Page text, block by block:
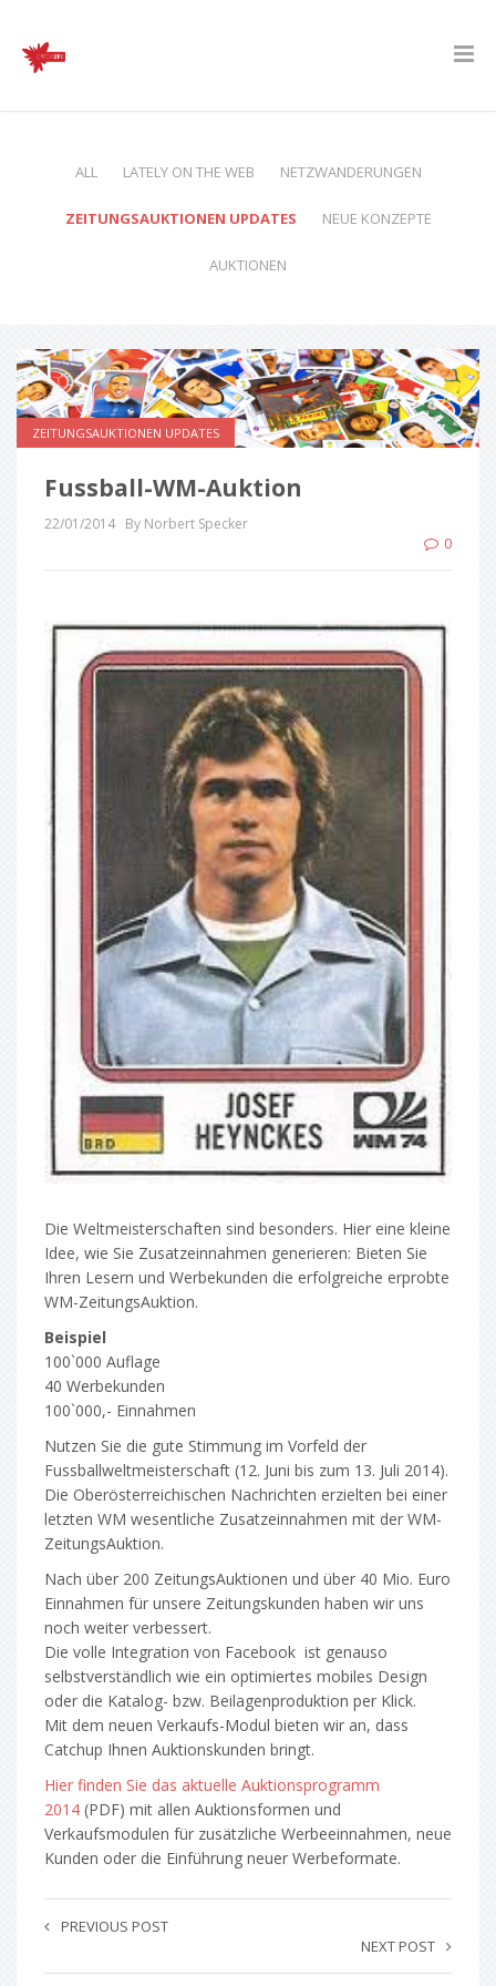
ALL LATELY ON THE WEB NETZWANDERUNGEN
ZEITUNGSAUKTIONEN UPDATES NEUE KONZEPTE
AUKTIONEN
ZEITUNGSAUKTIONEN UPDATES
Fussball-WM-Auktion
22/01/2014 By Norbert Specker
0
Die Weltmeisterschaften sind besonders. Hier eine kleine
Idee, wie Sie Zusatzeinnahmen generieren: Bieten Sie
Ihren Lesern und Werbekunden die erfolgreiche erprobte
WM-ZeitungsAuktion.
Beispiel
100`000 Auflage
40 Werbekunden
100`000,- Einnahmen
Nutzen Sie die gute Stimmung im Vorfeld der
Fussballweltmeisterschaft (12. Juni bis zum 13. Juli 2014).
Die Oberösterreichischen Nachrichten erzielten bei einer
letzten WM wesentliche Zusatzeinnahmen mit der WM-
ZeitungsAuktion.
Nach über 200 ZeitungsAuktionen und über 40 Mio. Euro
Einnahmen für unsere Zeitungskunden haben wir uns
noch weiter verbessert.
Die volle Integration von Facebook ist genauso
selbstverständlich wie ein optimiertes mobiles Design
oder die Katalog- bzw. Beilagenproduktion per Klick.
Mit dem neuen Verkaufs-Modul bieten wir an, dass
Catchup Ihnen Auktionskunden bringt.
Hier finden Sie das aktuelle Auktionsprogramm
2014 (PDF) mit allen Auktionsformen und
Verkaufsmodulen für zusätzliche Werbeeinnahmen, neue
Kunden oder die Einführung neuer Werbeformate.
PREVIOUS POST
NEXT POST